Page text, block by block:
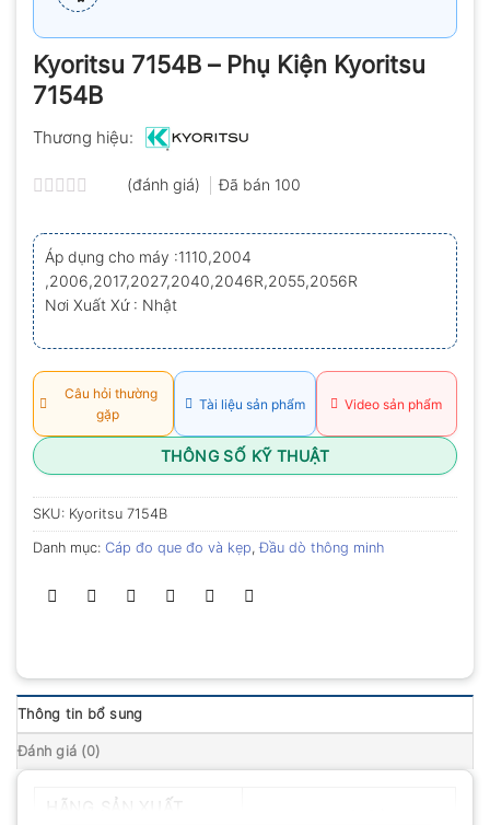
Kyoritsu 7154B – Phụ Kiện Kyoritsu
7154B
Thương hiệu:
xếp
hạng
0.0
5
sao
(đánh giá) Đã bán 100
Áp dụng cho máy :1110,2004
,2006,2017,2027,2040,2046R,2055,2056R
Nơi Xuất Xứ : Nhật
Câu hỏi thường
gặp
Tài liệu sản phẩm Video sản phẩm
THÔNG SỐ KỸ THUẬT
SKU: Kyoritsu 7154B
Danh mục: Cáp đo que đo và kẹp,Đầu dò thông minh
Thông tin bổ sung
Đánh giá (0)